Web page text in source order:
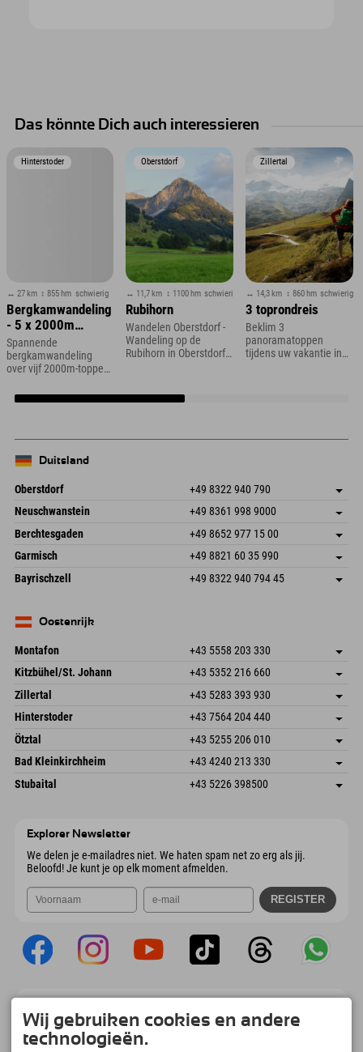
Das könnte Dich auch interessieren
Hinterstoder
↔ 27 km ↕ 855 hm schwierig
Bergkamwandeling
- 5 x 2000m
toppen
Spannende
bergkamwandeling
over vijf 2000m-toppen
Opper-Oostenrijk
Oberstdorf
↔ 11,7 km ↕ 1100 hm schwierig
Rubihorn
Wandelen Oberstdorf -
Wandeling op de
Rubihorn in Oberstdorf
Zillertal
↔ 14,3 km ↕ 860 hm schwierig
3 toprondreis
Beklim 3
panoramatoppen
tijdens uw vakantie in
Duitsland
Oberstdorf +49 8322 940 790
An der Breitach 3
Duitsland
Adres opslaan
Booking
Neuschwanstein +49 8361 998 9000
An der Riese 45
87484 Nesselwang im Allgäu
Duitsland
Adres opslaan
Aankomstinformatie
Booking
Berchtesgaden +49 8652 977 15 00
Hofreitstr. 7
Duitsland
Adres opslaan
Booking
Garmisch +49 8821 60 35 990
Frickenstraße 22
82490 Farchant
Adres opslaan
Aankomstinformatie
Bayrischzell +49 8322 940 794 45
Duitsland
Oostenrijk
Montafon +43 5558 203 330
Dorfstr. 127b
6793 Gaschurn/Montafon
Oostenrijk
Adres opslaan
Booking
Kitzbühel/St. Johann +43 5352 216 660
Speckbacherstraße 87
6380 St. Johann in Tirol
Oostenrijk
Adres opslaan
Aankomstinformatie
Booking
Zillertal +43 5283 393 930
Schmiedau 2
Oostenrijk
Adres opslaan
Booking
Hinterstoder +43 7564 204 440
Freizeitpark 10
4573 Hinterstoder
Oostenrijk
Adres opslaan
Aankomstinformatie
Booking
Ötztal +43 5255 206 010
Gscheat 14
Oostenrijk
Adres opslaan
Booking
Bad Kleinkirchheim +43 4240 213 330
Dorfstraße 24
9546 Bad Kleinkirchheim
Adres opslaan
Aankomstinformatie
Stubaital +43 5226 398500
Explorer Newsletter
We delen je e-mailadres niet. We haten spam net zo erg als jij.
Beloofd! Je kunt je op elk moment afmelden.
Upload je #ExplorerMoments, Mijn Explorer
To Go met een boekingsoverzicht, bucketlist,
Wij gebruiken cookies en andere
technologieën.